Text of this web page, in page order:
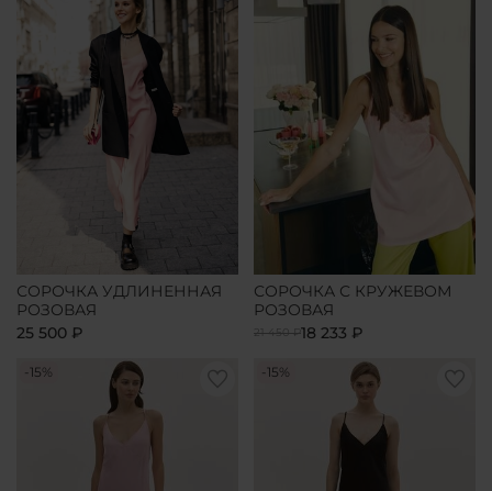
СОРОЧКА УДЛИНЕННАЯ
РОЗОВАЯ
25 500 ₽
СОРОЧКА С КРУЖЕВОМ
РОЗОВАЯ
21 450 ₽18 233 ₽
-15% -15%